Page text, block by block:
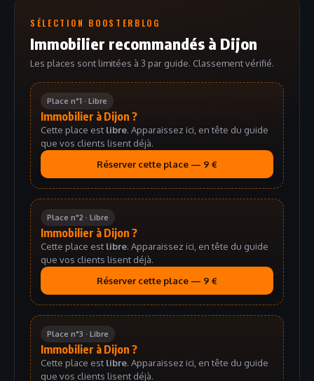
SÉLECTION BOOSTERBLOG
Immobilier recommandés à Dijon
Les places sont limitées à 3 par guide. Classement vérifié.
Place n°1 · Libre
Immobilier à Dijon ?
Cette place est libre. Apparaissez ici, en tête du guide
que vos clients lisent déjà.
Réserver cette place — 9 €
Place n°2 · Libre
Immobilier à Dijon ?
Cette place est libre. Apparaissez ici, en tête du guide
que vos clients lisent déjà.
Réserver cette place — 9 €
Place n°3 · Libre
Immobilier à Dijon ?
Cette place est libre. Apparaissez ici, en tête du guide
que vos clients lisent déjà.